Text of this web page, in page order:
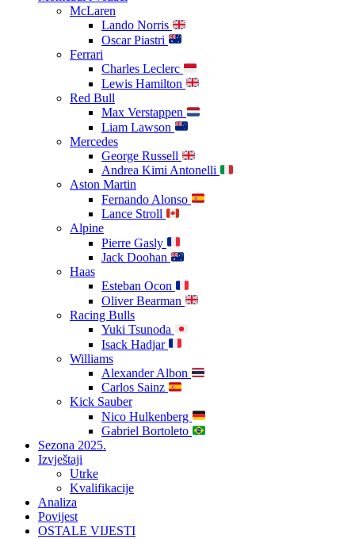
McLaren
Lando Norris
Oscar Piastri
Ferrari
Charles Leclerc
Lewis Hamilton
Red Bull
Max Verstappen
Liam Lawson
Mercedes
George Russell
Andrea Kimi Antonelli
Aston Martin
Fernando Alonso
Lance Stroll
Alpine
Pierre Gasly
Jack Doohan
Haas
Esteban Ocon
Oliver Bearman
Racing Bulls
Yuki Tsunoda
Isack Hadjar
Williams
Alexander Albon
Carlos Sainz
Kick Sauber
Nico Hulkenberg
Gabriel Bortoleto
Sezona 2025.
Izvještaji
Utrke
Kvalifikacije
Analiza
Povijest
OSTALE VIJESTI